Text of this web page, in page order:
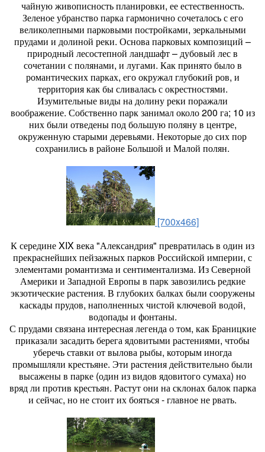
чайную живописность планиров­ки, ее естественность.
Зеленое убранство парка гармонично со­четалось с его
великолепными парковыми постройками, зер­кальными
прудами и долиной ре­ки. Основа парковых композиций –
природный лесостепной ланд­шафт – дубовый лес в
сочетании с полянами, и лугами. Как принято было в
романтических парках, его окружал глубокий ров, и
террито­рия как бы сливалась с окрестнос­тями.
Изумительные виды на долину реки поражали
воображение. Собственно парк занимал около 200 га; 10 из
них были отведены под большую по­ляну в центре,
окруженную стары­ми деревьями. Некоторые до сих пор
сохранились в районе Боль­шой и Малой полян.
[700x466]
К середине XIX века "Александрия" превратилась в один из
прекраснейших пейзажных парков Российской империи, с
элементами романтизма и сентиментализма. Из Северной
Америки и Западной Европы в парк завозились редкие
экзотические растения. В глубоких балках были сооружены
каскады прудов, наполненных чистой ключевой водой,
водопады и фонтаны.
С прудами связана интересная легенда о том, как Браницкие
приказали засадить берега ядовитыми растениями, чтобы
уберечь ставки от вылова рыбы, которым иногда
промышляли крестьяне. Эти растения действительно были
высажены в парке (один из видов ядовитого сумаха) но
вряд ли против крестьян. Растут они на склонах балок парка
и сейчас, но не стоит их бояться - главное не рвать.